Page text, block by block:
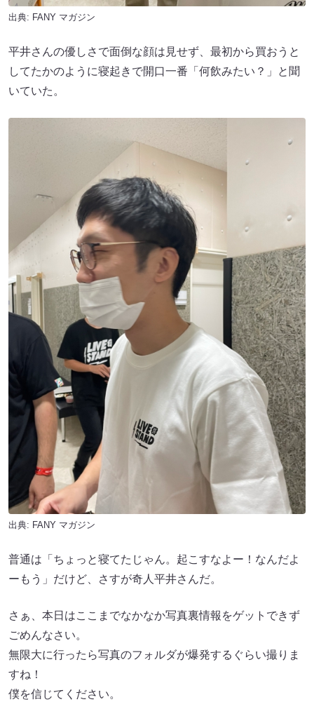
出典: FANY マガジン
平井さんの優しさで面倒な顔は見せず、最初から買おうと
してたかのように寝起きで開口一番「何飲みたい？」と聞
いていた。
出典: FANY マガジン
普通は「ちょっと寝てたじゃん。起こすなよー！なんだよ
ーもう」だけど、さすが奇人平井さんだ。
さぁ、本日はここまでなかなか写真裏情報をゲットできず
ごめんなさい。
無限大に行ったら写真のフォルダが爆発するぐらい撮りま
すね！
僕を信じてください。